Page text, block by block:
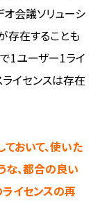
オ会議ソリューシ
存在することも
1ユーザー1ライ
イセンスは存在
おいて、使いた
な、都合の良い
ライセンスの再